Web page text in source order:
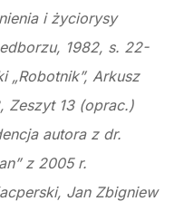
i życiorysy
1982, s. 22-
„Robotnik”, Arkusz
Zeszyt 13 (oprac.)
autora z dr.
z 2005 r.
Jan Zbigniew